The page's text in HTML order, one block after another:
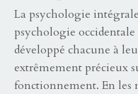
La psychologie
psychologie
développé chacune à
extrêmement précieux
fonctionnement. En les